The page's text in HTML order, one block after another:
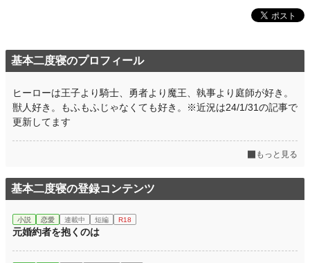
更新日時 2021.08.09 00:53
初回公開日時 2021.07.18 12:31
初回完結日時 2021.07.18 12:31
年間ポイント 266,570 pt (2,275 位)
基本二度寝のプロフィール
ヒーローは王子より騎士、勇者より魔王、執事より庭師が好き。
獣人好き。もふもふじゃなくても好き。※近況は24/1/31の記事で
更新してます
もっと見る
基本二度寝の登録コンテンツ
小説 恋愛 連載中 短編 R18
元婚約者を抱くのは